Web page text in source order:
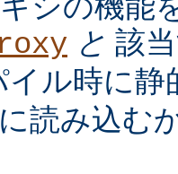
と 該
イル時に
読み込む